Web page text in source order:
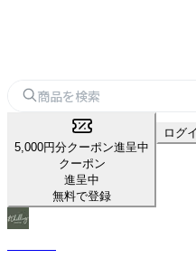
5,000円分クーポン進呈中
クーポン
進呈中
無料で登録
ログ